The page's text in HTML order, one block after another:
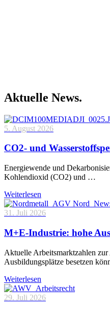
Aktuelle News.
5. August 2026
CO2- und
Energiewende und
Kohlendioxid (CO2) und …
Weiterlesen
31. Juli 2026
M+E-Industrie: hohe
Aktuelle Arbeitsmarktzahlen
Ausbildungsplätze besetzen
Weiterlesen
29. Juli 2026